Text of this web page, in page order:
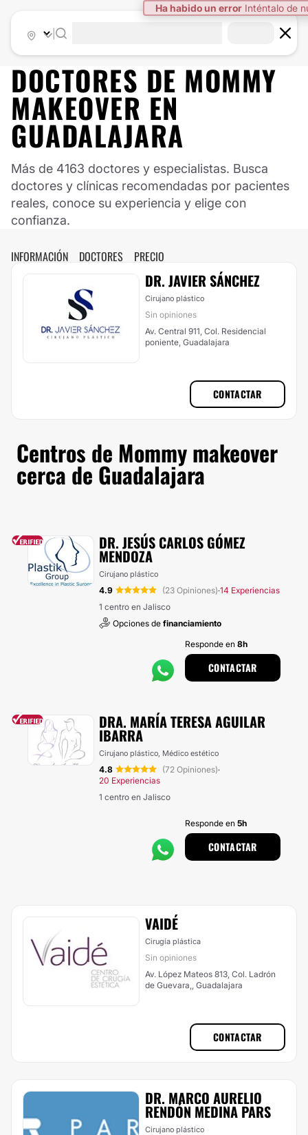
DOCTORES DE MOMMY
MAKEOVER EN
GUADALAJARA
Más de 4163 doctores y especialistas. Busca
doctores y clínicas recomendadas por pacientes
reales, conoce su experiencia y elige con
confianza.
INFORMACIÓN DOCTORES PRECIO
DR. JAVIER SÁNCHEZ
Cirujano plástico
Sin opiniones
Av. Central 911, Col. Residencial
poniente, Guadalajara
CONTACTAR
Centros de Mommy makeover
cerca de Guadalajara
DR. JESÚS CARLOS GÓMEZ
MENDOZA
Cirujano plástico
4.9 (23 Opiniones)·14 Experiencias
1 centro en Jalisco
Opciones de financiamiento
Responde en 8h
CONTACTAR
DRA. MARÍA TERESA AGUILAR
IBARRA
Cirujano plástico, Médico estético
4.8 (72 Opiniones)·
20 Experiencias
1 centro en Jalisco
Responde en 5h
CONTACTAR
VAIDÉ
Cirugía plástica
Sin opiniones
Av. López Mateos 813, Col. Ladrón
de Guevara,, Guadalajara
CONTACTAR
DR. MARCO AURELIO
RENDÓN MEDINA PARS
Cirujano plástico